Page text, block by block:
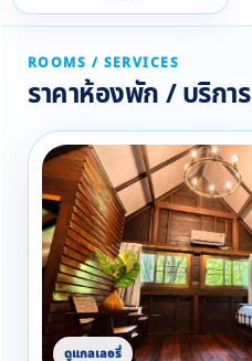
ROOMS / SERVICES
ราคาห้องพัก / บริการ